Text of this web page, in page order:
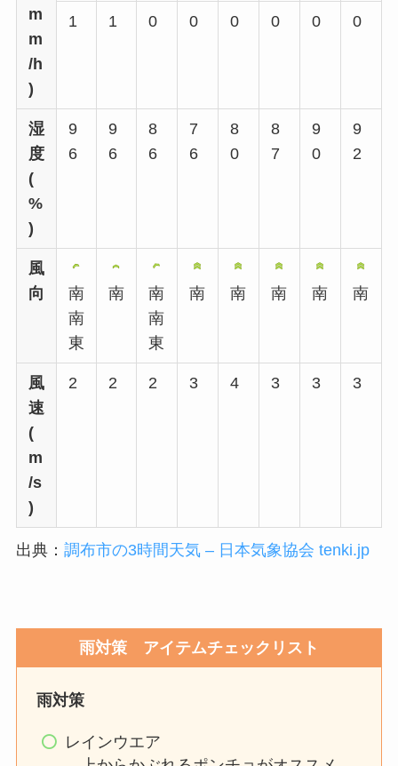
m
m
/h
)
1 1 0 0 0 0 0 0
湿
度
(
%
)
9
6
9
6
8
6
7
6
8
0
8
7
9
0
9
2
風
向
南
南
東
南
南
南
東
南 南 南 南 南
風
速
(
m
/s
)
2 2 2 3 4 3 3 3
出典： 調布市の3時間天気 – 日本気象協会 tenki.jp
雨対策 アイテムチェックリスト
雨対策
レインウエア